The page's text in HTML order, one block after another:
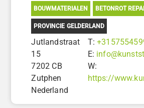
BOUWMATERIALEN BETONROT
PROVINCIE GELDERLAND
Jutlandstraat
15
7202 CB
Zutphen
Nederland
T:
E:
W:
https://